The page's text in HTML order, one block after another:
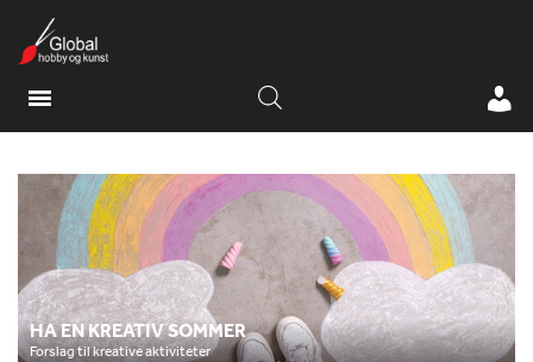
HA EN KREATIV SOMMER
Forslag til kreative aktiviteter